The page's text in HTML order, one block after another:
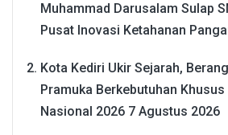
Muhammad Darusalam Sulap
Pusat Inovasi Ketahanan
Kota Kediri Ukir Sejarah,
Pramuka Berkebutuhan
Nasional 2026 7 Agustus 2026